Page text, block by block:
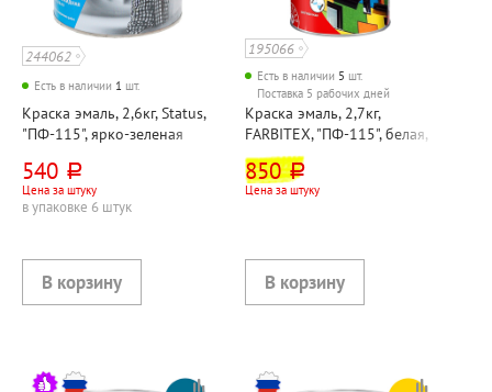
244062
Есть в наличии 1 шт.
Краска эмаль, 2,6кг, Status,
"ПФ-115", ярко-зеленая
540 руб.
Цена за штуку
в упаковке 6 штук
195066
Есть в наличии 5 шт.
Поставка 5 рабочих дней
Краска эмаль, 2,7кг,
FARBITEX, "ПФ-115", белая,
глянцевая
850 руб.
Цена за штуку